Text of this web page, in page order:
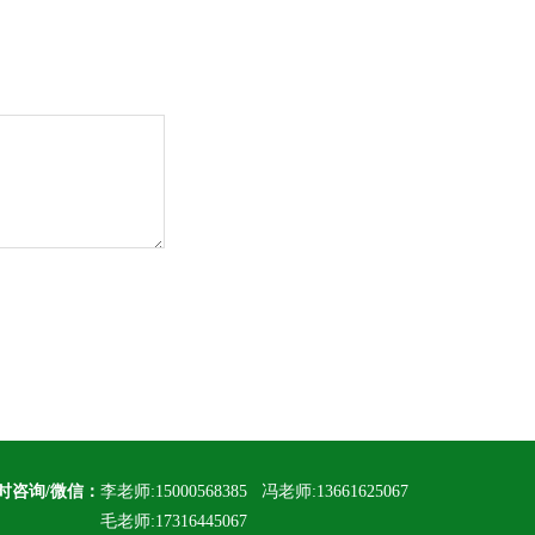
咨询/微信： 李老师:15000568385 冯老师:13661625067
师:17316445067